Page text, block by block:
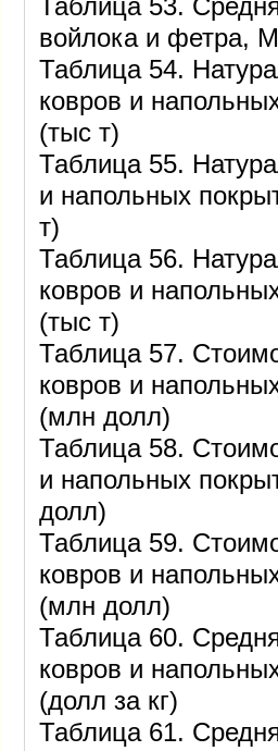
Таблица 53.
войлока и фетра,
Таблица 54.
ковров и
(тыс т)
Таблица 55.
и напольных
т)
Таблица 56.
ковров и
(тыс т)
Таблица 57.
ковров и
(млн долл)
Таблица 58.
и напольных
долл)
Таблица 59.
ковров и
(млн долл)
Таблица 60.
ковров и
(долл за кг)
Таблица 61.